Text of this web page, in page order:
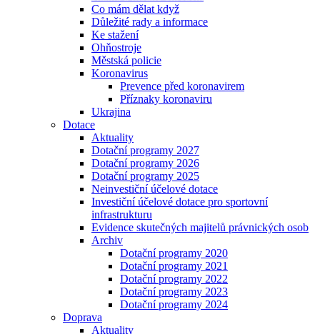
Co mám dělat když
Důležité rady a informace
Ke stažení
Ohňostroje
Městská policie
Koronavirus
Prevence před koronavirem
Příznaky koronaviru
Ukrajina
Dotace
Aktuality
Dotační programy 2027
Dotační programy 2026
Dotační programy 2025
Neinvestiční účelové dotace
Investiční účelové dotace pro sportovní
infrastrukturu
Evidence skutečných majitelů právnických osob
Archiv
Dotační programy 2020
Dotační programy 2021
Dotační programy 2022
Dotační programy 2023
Dotační programy 2024
Doprava
Aktuality